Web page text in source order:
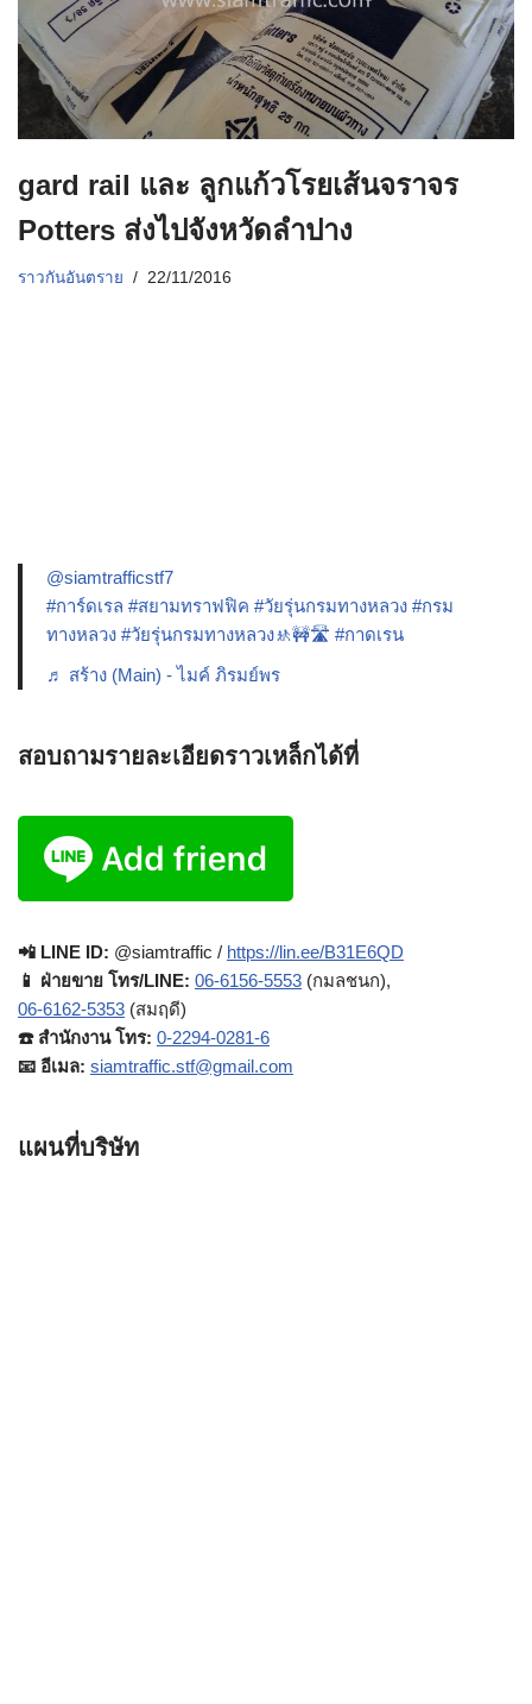
gard rail และ ลูกแก้วโรยเส้นจราจร
Potters ส่งไปจังหวัดลำปาง
ราวกันอันตราย 22/11/2016
@siamtrafficstf7
#การ์ดเรล #สยามทราฟฟิค #วัยรุ่นกรมทางหลวง #กรม
ทางหลวง #วัยรุ่นกรมทางหลวง🚸🚧🛣️ #กาดเรน
♬ สร้าง (Main) - ไมค์ ภิรมย์พร
สอบถามรายละเอียดราวเหล็กได้ที่
📲 LINE ID: @siamtraffic / https://lin.ee/B31E6QD
📱 ฝ่ายขาย โทร/LINE: 06-6156-5553 (กมลชนก),
06-6162-5353 (สมฤดี)
☎️ สำนักงาน โทร: 0-2294-0281-6
📧 อีเมล: siamtraffic.stf@gmail.com
แผนที่บริษัท